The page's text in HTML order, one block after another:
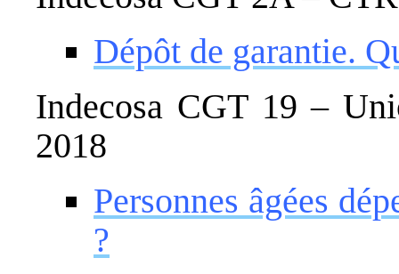
Dépôt de garantie.
Indecosa CGT 19 –
2018
Personnes âgées
?